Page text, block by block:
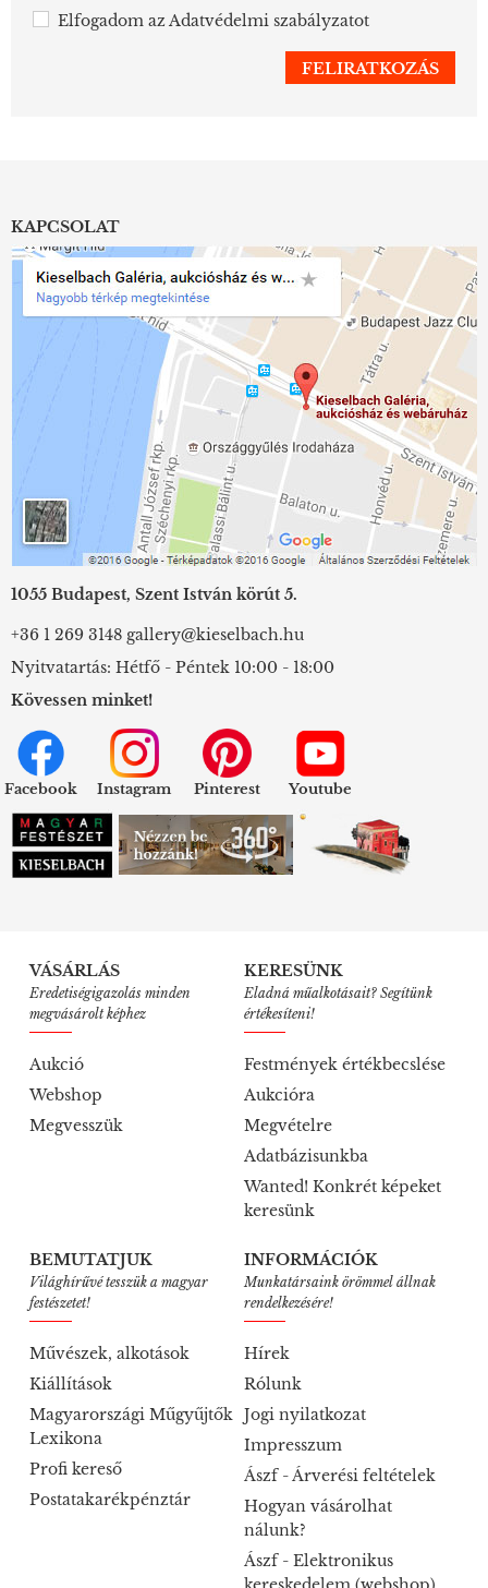
Elfogadom azAdatvédelmi szabályzatot
KAPCSOLAT
1055 Budapest, Szent István körút 5.
+36 1 269 3148 gallery@kieselbach.hu
Nyitvatartás: Hétfő - Péntek 10:00 - 18:00
Kövessen minket!
Facebook Instagram Pinterest Youtube
VÁSÁRLÁS
Eredetiségigazolás minden
megvásárolt képhez
Aukció
Webshop
Megvesszük
KERESÜNK
Eladná műalkotásait? Segítünk
értékesíteni!
Festmények értékbecslése
Aukcióra
Megvételre
Adatbázisunkba
Wanted! Konkrét képeket
keresünk
BEMUTATJUK
Világhírűvé tesszük a magyar
festészetet!
Művészek, alkotások
Kiállítások
Magyarországi Műgyűjtők
Lexikona
Profi kereső
Postatakarékpénztár
INFORMÁCIÓK
Munkatársaink örömmel állnak
rendelkezésére!
Hírek
Rólunk
Jogi nyilatkozat
Impresszum
Ászf - Árverési feltételek
Hogyan vásárolhat
nálunk?
Ászf - Elektronikus